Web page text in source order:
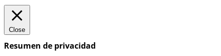
Close
Resumen de privacidad